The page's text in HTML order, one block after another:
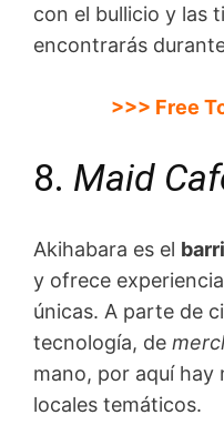
con el bullicio y las
encontrarás
>>> Free
8. Maid
Akihabara es el
y ofrece
únicas. A parte de
tecnología, de
mano, por aquí hay
locales temáticos.